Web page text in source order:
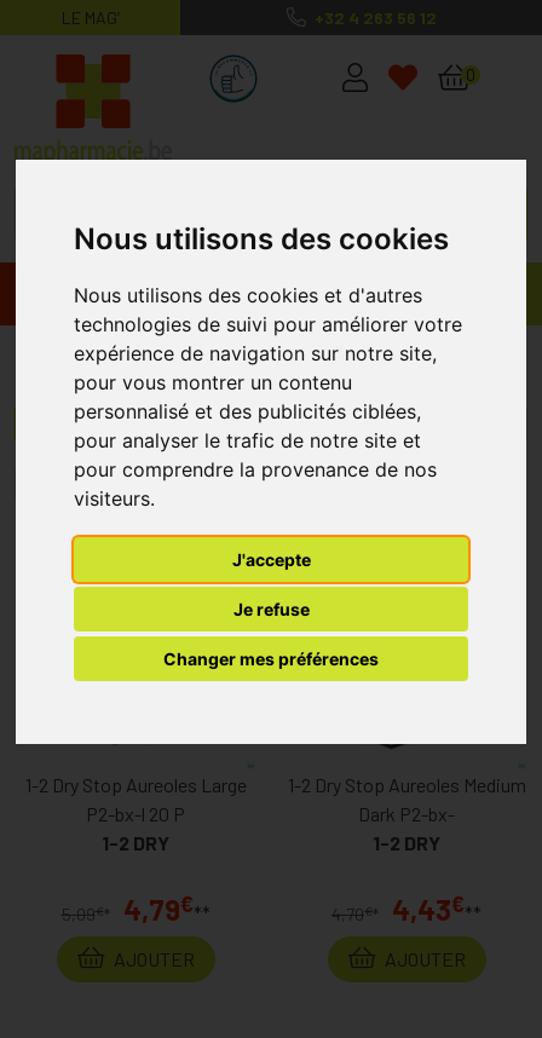
Nous utilisons des cookies
Nous utilisons des cookies et d'autres
technologies de suivi pour améliorer votre
expérience de navigation sur notre site,
pour vous montrer un contenu
personnalisé et des publicités ciblées,
pour analyser le trafic de notre site et
pour comprendre la provenance de nos
visiteurs.
J'accepte
Je refuse
Changer mes préférences
LE MAG’ +32 4 263 56 12
MaPharmacie.be ma santé, mes
0
Promos Produits
Déodorants Masculins
Menu/Filtres
1-2 Dry Stop Aureoles Large
P2-bx-l 20 P
1-2 DRY
5,09€ * 4,79€**
AJOUTER
1-2 Dry Stop Aureoles Medium
Dark P2-bx-
1-2 DRY
4,70€* 4,43€**
AJOUTER